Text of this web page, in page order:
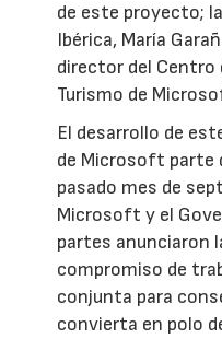
de este proyecto;
Ibérica, María
director del Centro
Turismo de
El desarrollo de
de Microsoft parte
pasado mes de
Microsoft y el
partes anunciaron
compromiso de
conjunta para
convierta en polo